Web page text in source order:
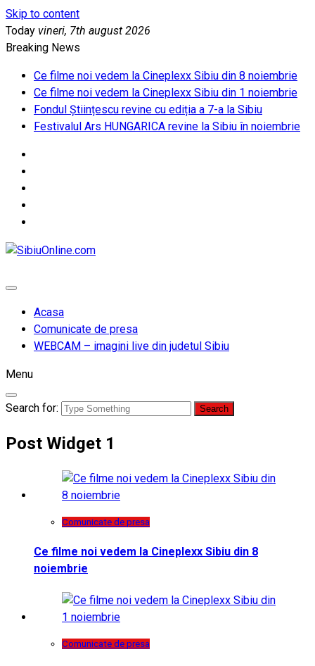
Skip to content
Today vineri, 7th august 2026
Breaking News
Ce filme noi vedem la Cineplexx Sibiu din 8 noiembrie
Ce filme noi vedem la Cineplexx Sibiu din 1 noiembrie
Fondul Științescu revine cu ediția a 7-a la Sibiu
Festivalul Ars HUNGARICA revine la Sibiu în noiembrie
Acasa
Comunicate de presa
WEBCAM – imagini live din judetul Sibiu
Menu
Search for:
Post Widget 1
Comunicate de presa
Ce filme noi vedem la Cineplexx Sibiu din 8
noiembrie
Comunicate de presa